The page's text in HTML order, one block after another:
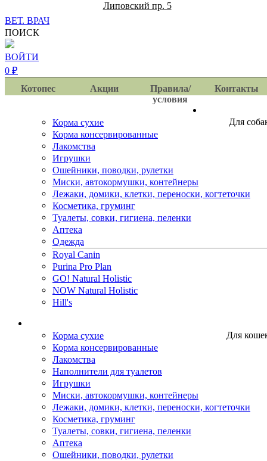
Липовский пр. 5
ВЕТ. ВРАЧ
ПОИСК
ВОЙТИ
0 ₽
Котопес Акции
Правила/
условия
Контакты
Для
Корма сухие
Корма консервированные
Лакомства
Игрушки
Ошейники, поводки, рулетки
Миски, автокормушки, контейнеры
Лежаки, домики, клетки, переноски, когтеточки
Косметика, груминг
Туалеты, совки, гигиена, пеленки
Аптека
Одежда
Royal Canin
Purina Pro Plan
GO! Natural Holistic
NOW Natural Holistic
Hill's
Для
Корма сухие
Корма консервированные
Лакомства
Наполнители для туалетов
Игрушки
Миски, автокормушки, контейнеры
Лежаки, домики, клетки, переноски, когтеточки
Косметика, груминг
Туалеты, совки, гигиена, пеленки
Аптека
Ошейники, поводки, рулетки